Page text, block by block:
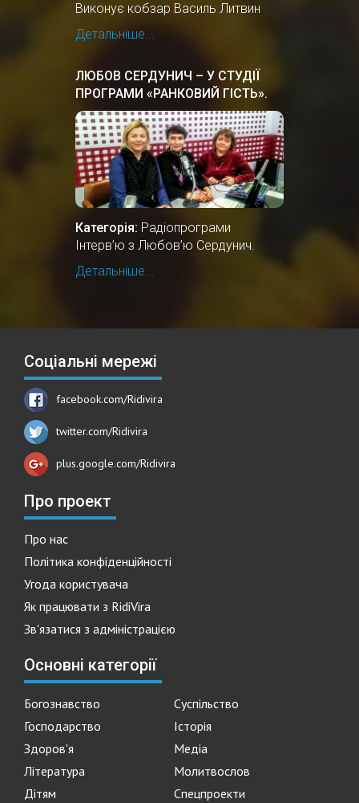
Виконує кобзар Василь Литвин
Детальніше...
ЛЮБОВ СЕРДУНИЧ – У СТУДІЇ
ПРОГРАМИ «РАНКОВИЙ ГІСТЬ».
Категорія: Радіопрограми
Інтерв’ю з Любов’ю Сердунич.
Детальніше...
Соціальні мережі
facebook.com/Ridivira
twitter.com/Ridivira
plus.google.com/Ridivira
Про проект
Про нас
Політика конфіденційності
Угода користувача
Як працювати з RidiVira
Зв'язатися з адміністрацією
Основні категорії
Богознавство
Суспільство
Господарство
Історія
Здоров'я
Медіа
Література
Молитвослов
Дітям
Спецпроекти